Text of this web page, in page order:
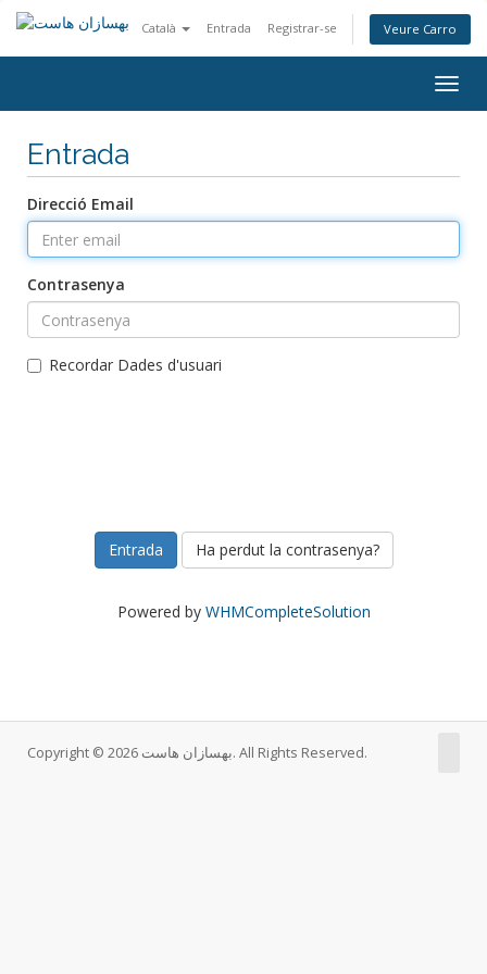
Català Entrada Registrar-se Veure Carro
Entrada
Direcció Email
Contrasenya
Recordar Dades d'usuari
Ha perdut la contrasenya?
Powered by WHMCompleteSolution
Copyright © 2026 بهسازان هاست. All Rights Reserved.